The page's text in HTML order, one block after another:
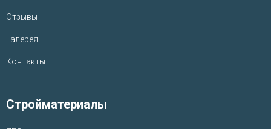
Отзывы
Галерея
Контакты
Стройматериалы